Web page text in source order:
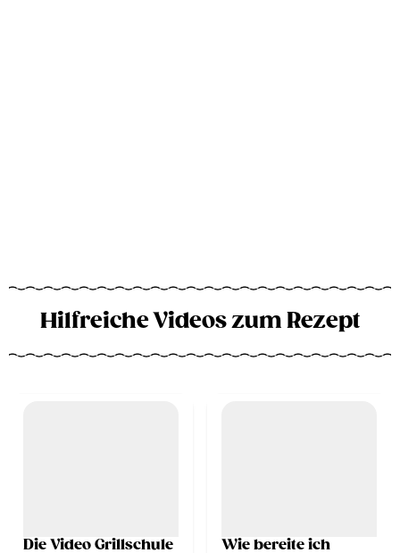
Hilfreiche Videos zum Rezept
Die Video Grillschule Wie bereite ich